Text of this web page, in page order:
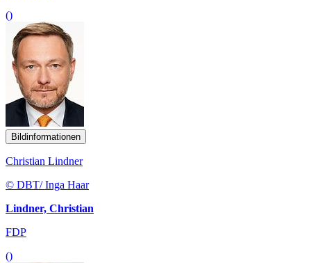
()
Bildinformationen
Christian Lindner
© DBT/ Inga Haar
Lindner, Christian
FDP
()